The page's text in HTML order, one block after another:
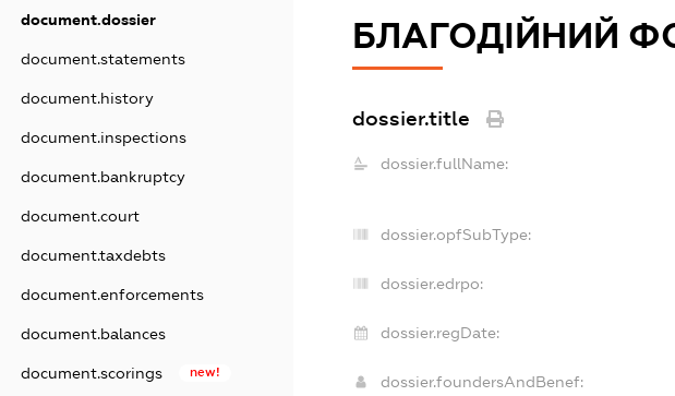
document.dossier
document.statements
document.history
document.inspections
document.bankruptcy
document.court
document.taxdebts
document.enforcements
document.balances
document.scorings new!
БЛАГОДІЙНИЙ
dossier.title
dossier.fullName:
dossier.opfSubType:
dossier.edrpo:
dossier.regDate:
dossier.foundersAndBenef: